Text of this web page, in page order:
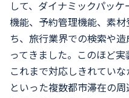
して、ダイナミックパッ
機能、予約管理機能、素
ち、旅行業界での検索や
ってきました。このほど実
これまで対応しきれてい
といった複数都市滞在の周